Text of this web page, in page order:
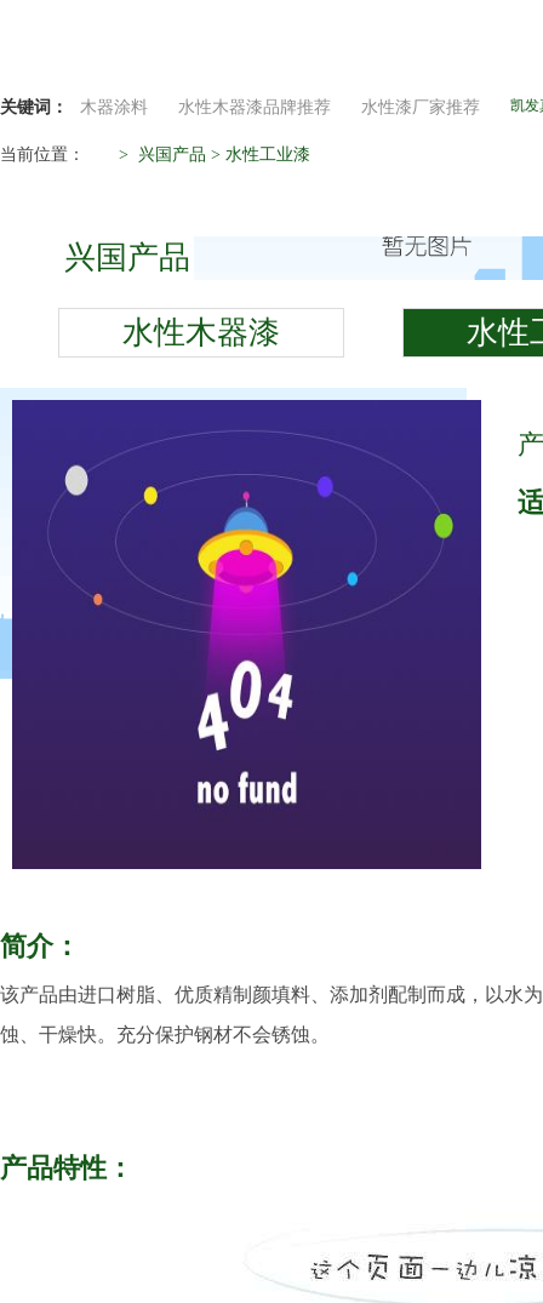
关键词： 凯发
木器涂料 水性木器漆品牌推荐 水性漆厂家推荐
当前位置： > 兴国产品 > 水性工业漆
兴国产品
水性木器漆 水性
简介：
该产品由进口树脂、优质精制颜填料、添加剂配制而成，以水
蚀、干燥快。充分保护钢材不会锈蚀。
产品特性：